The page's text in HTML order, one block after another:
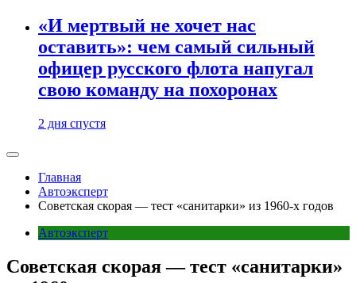
«И мертвый не хочет нас
оставить»: чем самый сильный
офицер русского флота напугал
свою команду на похоронах
2 дня спустя
Главная
Автоэксперт
Советская скорая — тест «санитарки» из 1960-х годов
Автоэксперт
Советская скорая — тест «санитарки»